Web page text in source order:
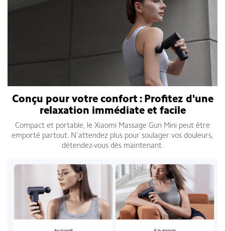
Conçu pour votre confort : Profitez d'une
relaxation immédiate et facile
Compact et portable, le Xiaomi Massage Gun Mini peut être
emporté partout. N'attendez plus pour soulager vos douleurs,
détendez-vous dès maintenant.